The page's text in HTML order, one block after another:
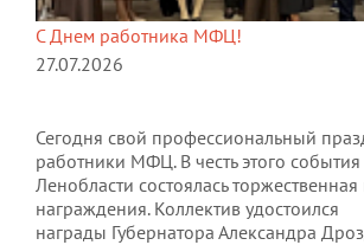
С Днем работника МФЦ!
27.07.2026
Сегодня свой профессиональный
работники МФЦ. В честь этого
Ленобласти состоялась
награждения. Коллектив удостоился
награды Губернатора Александра